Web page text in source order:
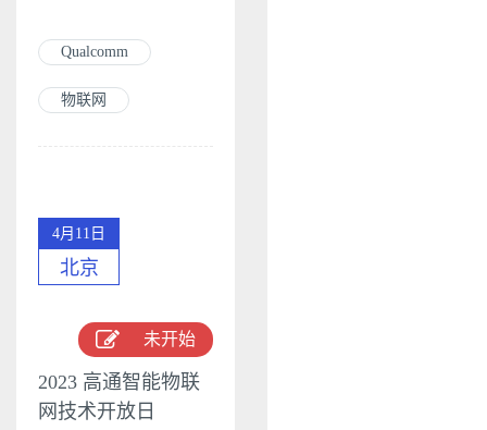
Qualcomm
物联网
4月11日
北京
未开始
2023 高通智能物联
网技术开放日